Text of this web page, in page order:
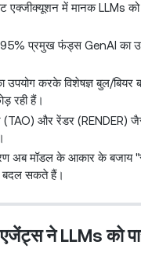
एक्जीक्यूशन में मानक LLMs
प्रमुख फंड्स GenAI का
करके विशेषज्ञ बुल/बियर
रही हैं।
और रेंडर (RENDER)
अब मॉडल के आकार के बजाय
बदल सकते हैं।
ने LLMs को